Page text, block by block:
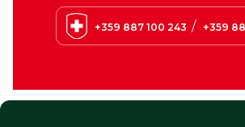
+359 887 100 243 / +359